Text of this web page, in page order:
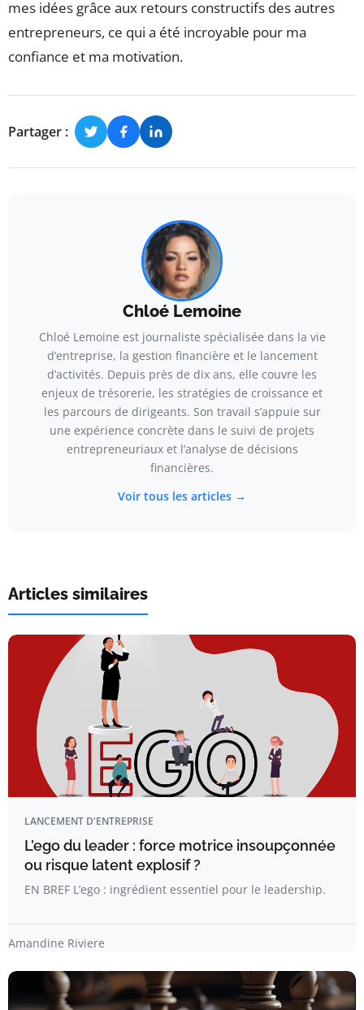
mes idées grâce aux retours constructifs des autres
entrepreneurs, ce qui a été incroyable pour ma
confiance et ma motivation.
Partager :
Chloé Lemoine
Chloé Lemoine est journaliste spécialisée dans la vie
d’entreprise, la gestion financière et le lancement
d’activités. Depuis près de dix ans, elle couvre les
enjeux de trésorerie, les stratégies de croissance et
les parcours de dirigeants. Son travail s’appuie sur
une expérience concrète dans le suivi de projets
entrepreneuriaux et l’analyse de décisions
financières.
Voir tous les articles →
Articles similaires
LANCEMENT D'ENTREPRISE
L’ego du leader : force motrice insoupçonnée
ou risque latent explosif ?
EN BREF L’ego : ingrédient essentiel pour le leadership.
Amandine Riviere